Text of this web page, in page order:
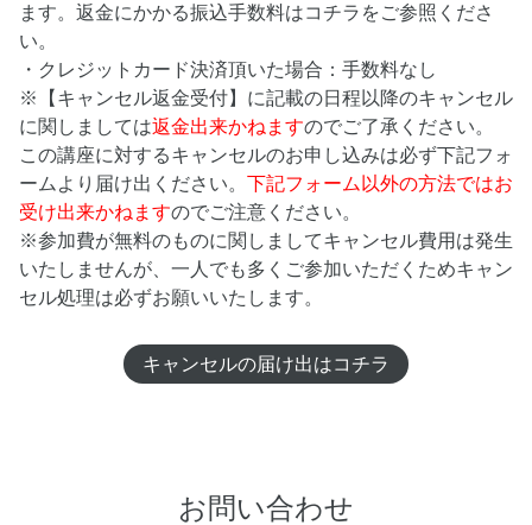
ます。返金にかかる振込手数料はコチラをご参照くださ
い。
・クレジットカード決済頂いた場合：手数料なし
※【キャンセル返金受付】に記載の日程以降のキャンセル
に関しましては返金出来かねますのでご了承ください。
この講座に対するキャンセルのお申し込みは必ず下記フォ
ームより届け出ください。 下記フォーム以外の方法ではお
受け出来かねますのでご注意ください。
※参加費が無料のものに関しましてキャンセル費用は発生
いたしませんが、一人でも多くご参加いただくためキャン
セル処理は必ずお願いいたします。
キャンセルの届け出はコチラ
お問い合わせ